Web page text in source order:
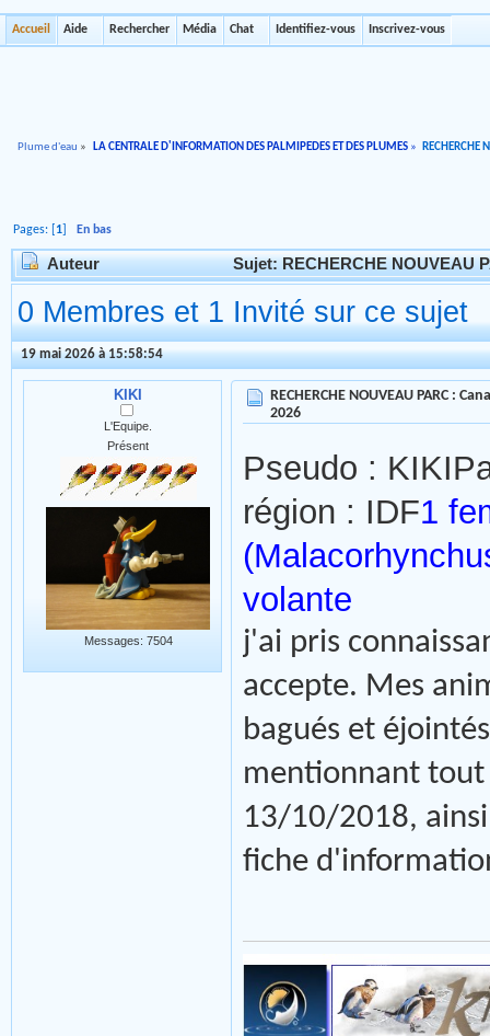
Accueil Aide Rechercher Média Chat Identifiez-vous Inscrivez-vous
Plume d'eau » LA CENTRALE D'INFORMATION DES PALMIPEDES ET DES PLUMES » RECHERCHE
Pages: [ 1 ]En bas
Auteur Sujet: RECHERCHE NOUVEAU
0 Membres et 1 Invité sur ce sujet
19 mai 2026 à 15:58:54
KIKI
L'Equipe.
Présent
Messages: 7504
RECHERCHE NOUVEAU PARC :
2026
Pseudo : KIKI
région : IDF1
volante
j'ai pris
accepte. Mes
bagués et
mentionnant
13/10/2018,
fiche